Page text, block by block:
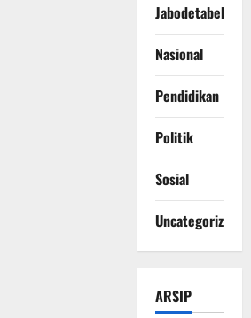
Jabodetabek
Nasional
Pendidikan
Politik
Sosial
Uncategorized
ARSIP